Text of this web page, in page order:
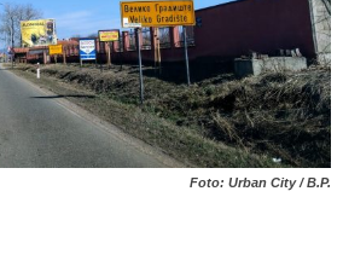
Foto: Urban City / B.P.